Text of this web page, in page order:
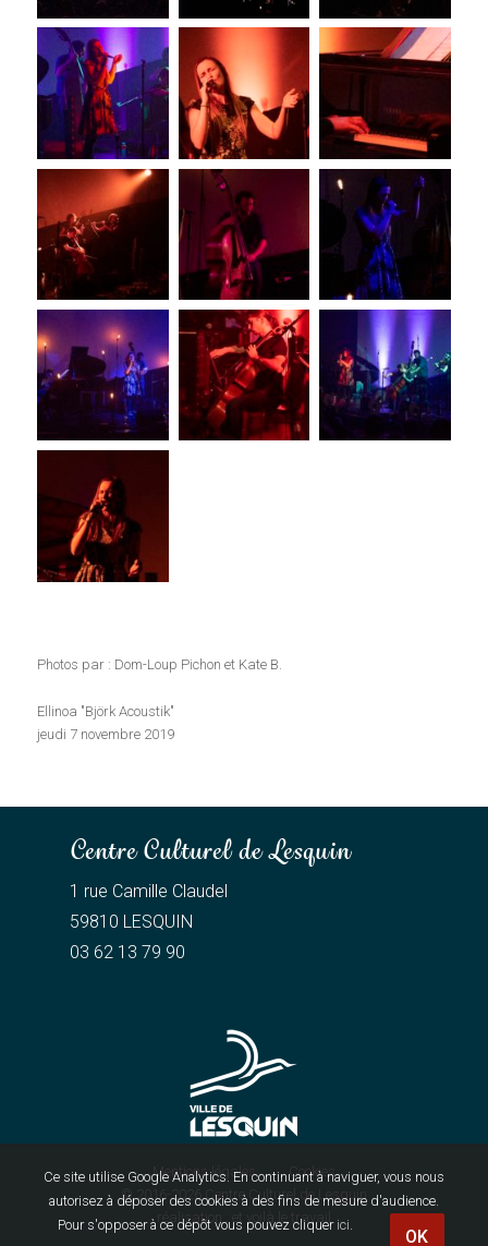
Ce site utilise Google Analytics. En continuant à naviguer, vous nous
autorisez à déposer des cookies à des fins de mesure d'audience.
Pour s'opposer à ce dépôt vous pouvez cliquer ici.
Photos par : Dom-Loup Pichon et Kate B.
Ellinoa "Björk Acoustik"
jeudi 7 novembre 2019
Centre Culturel de Lesquin
1 rue Camille Claudel
59810 LESQUIN
03 62 13 79 90
Mentions légales
Cookies
© 2016-2026Centre Culturel de Lesquin
réalisation : et voilà le travail